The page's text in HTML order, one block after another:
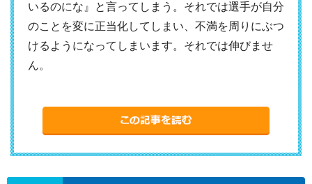
いるのにな』と言ってしまう。それでは選手が自分
のことを変に正当化してしまい、不満を周りにぶつ
けるようになってしまいます。それでは伸びませ
ん。